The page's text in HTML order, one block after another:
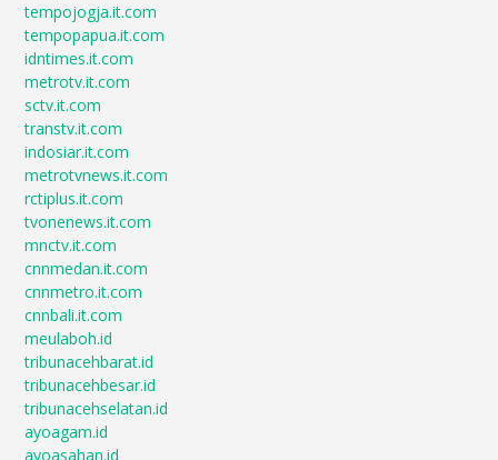
tempojogja.it.com
tempopapua.it.com
idntimes.it.com
metrotv.it.com
sctv.it.com
transtv.it.com
indosiar.it.com
metrotvnews.it.com
rctiplus.it.com
tvonenews.it.com
mnctv.it.com
cnnmedan.it.com
cnnmetro.it.com
cnnbali.it.com
meulaboh.id
tribunacehbarat.id
tribunacehbesar.id
tribunacehselatan.id
ayoagam.id
ayoasahan.id